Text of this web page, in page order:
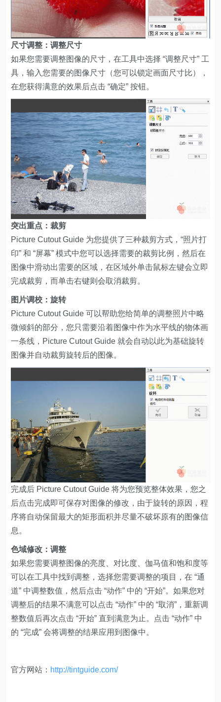
尺寸调整：调整尺寸
如果您需要调整图像的尺寸，在工具中选择 “调整尺寸” 工
具，输入您需要的图像尺寸（您可以锁定画面尺寸比），
在您获得满意的效果后点击 “确定” 按钮。
突出重点：裁剪
Picture Cutout Guide 为您提供了三种裁剪方式，“照片打
印” 和 “屏幕” 模式中您可以选择需要的裁剪比例，然后在
图像中滑动出需要的区域，在区域外单击鼠标左键会立即
完成裁剪，而单击右键则会取消裁剪。
图片调校：旋转
Picture Cutout Guide 可以帮助您给简单的调整照片中略
微倾斜的部分，您只需要沿着图像中作为水平线的物体画
一条线，Picture Cutout Guide 就会自动以此为基础旋转
图像并自动裁剪旋转后的图像。
完成后 Picture Cutout Guide 将为您预览整体效果，您之
后点击完成即可保存对图像的修改，由于旋转的原因，程
序将自动保留最大的矩形面积并尽量不破坏原有的图像信
息。
色域修改：调整
如果您需要调整图像的亮度、对比度、伽马值和饱和度等
可以在工具中找到调整，选择您需要调整的项目，在 “通
道” 中调整数值，然后点击 “动作” 中的 “开始”。如果您对
调整后的结果不满意可以点击 “动作” 中的 “取消”，重新调
整数值后再次点击 “开始” 直到满意为止。点击 “动作” 中
的 “完成” 会将调整的结果应用到图像中。
官方网站： http://tintguide.com/